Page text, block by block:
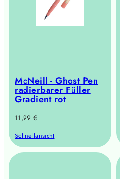
McNeill - Ghost Pen
radierbarer Füller
Gradient rot
Regulärer
11,99 €
Schnellansicht